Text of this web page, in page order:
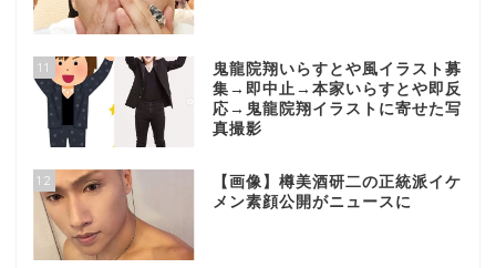
11
鬼龍院翔いらすとや風イラスト募
集→即中止→本家いらすとや即反
応→鬼龍院翔イラストに寄せた写
真撮影
12
【画像】樽美酒研二の正統派イケ
メン素顔公開がニュースに